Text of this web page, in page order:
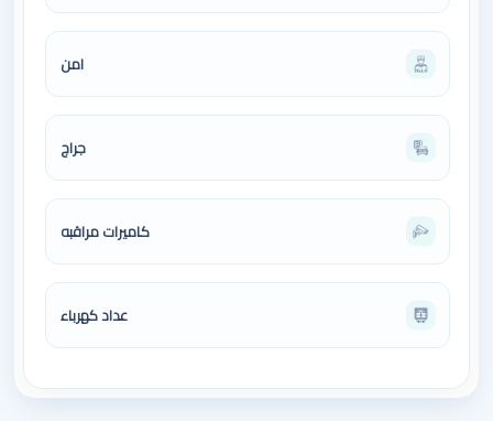
امن
جراج
كاميرات مراقبه
عداد كهرباء